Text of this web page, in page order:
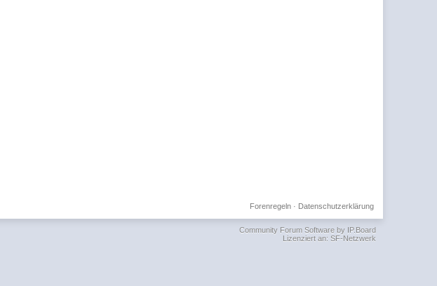
Datenschutzerklärung
Forenregeln·
Community Forum Software by IP.Board
Lizenziert an: SF-Netzwerk